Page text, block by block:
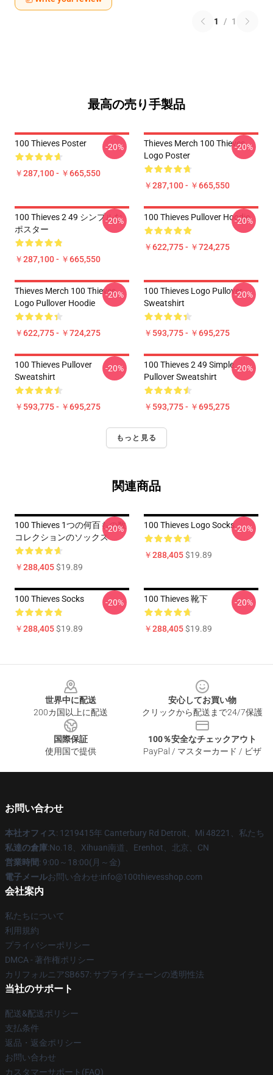
1 / 1
最高の売り手製品
100 Thieves Poster
￥287,100 - ￥665,550
-20%
Thieves Merch 100 Thieves
Logo Poster
￥287,100 - ￥665,550
-20%
100 Thieves 2 49 シンプルな
ポスター
￥287,100 - ￥665,550
-20% 100 Thieves Pullover Hoodie
￥622,775 - ￥724,275
-20%
Thieves Merch 100 Thieves
Logo Pullover Hoodie
￥622,775 - ￥724,275
-20%
100 Thieves Logo Pullover
Sweatshirt
￥593,775 - ￥695,275
-20%
100 Thieves Pullover
Sweatshirt
￥593,775 - ￥695,275
-20%
100 Thieves 2 49 Simple
Pullover Sweatshirt
￥593,775 - ￥695,275
-20%
もっと見る
関連商品
100 Thieves 1つの何百もの数
コレクションのソックス
￥288,405$19.89
-20% 100 Thieves Logo Socks
￥288,405$19.89
-20%
100 Thieves Socks
￥288,405$19.89
-20% 100 Thieves 靴下
￥288,405$19.89
-20%
世界中に配送
200カ国以上に配送
安心してお買い物
クリックから配送まで24/7保護
国際保証
使用国で提供
100％安全なチェックアウト
PayPal / マスターカード / ビザ
お問い合わせ
本社オフィス: 1219415年 Canterbury Rd Detroit、Mi 48221、私たち
私達の倉庫:No.18、Xihuan南道、Erenhot、北京、CN
営業時間: 9:00～18:00(月～金)
電子メールお問い合わせ:info@100thievesshop.com
会社案内
私たちについて
利用規約
プライバシーポリシー
DMCA - 著作権ポリシー
カリフォルニアSB657: サプライチェーンの透明性法
当社のサポート
配送&配送ポリシー
支払条件
返品・返金ポリシー
お問い合わせ
カスタマーサポート(FAQ)